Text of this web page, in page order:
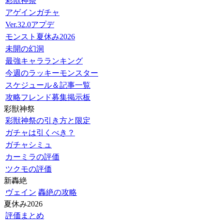
アゲインガチャ
Ver.32.0アプデ
モンスト夏休み2026
未開の幻洞
最強キャラランキング
今週のラッキーモンスター
スケジュール＆記事一覧
攻略フレンド募集掲示板
彩獣神祭
彩獣神祭の引き方と限定
ガチャは引くべき？
ガチャシミュ
カーミラの評価
ツクモの評価
新轟絶
ヴェイン 轟絶の攻略
夏休み2026
評価まとめ